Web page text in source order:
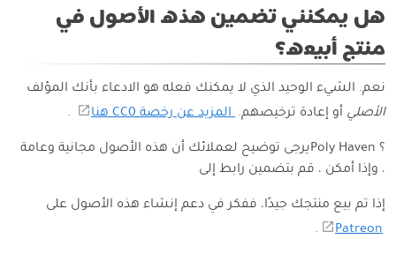
هل يمكنني تضمين هذه الأصول في
منتج أبيعه؟
نعم. الشيء الوحيد الذي لا يمكنك فعله هو الادعاء بأنك المؤلف
الأصلي أو إعادة ترخيصهم. المزيد عن رخصة CC0 هنا .
؟ Poly Havenيرجى توضيح لعملائك أن هذه الأصول مجانية وعامة
، وإذا أمكن ، قم بتضمين رابط إلى
إذا تم بيع منتجك جيدًا، ففكر في دعم إنشاء هذه الأصول على
Patreon
.